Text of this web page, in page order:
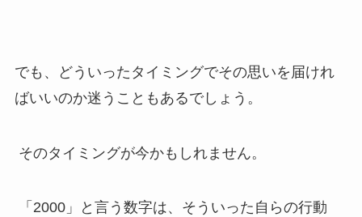
でも、どういったタイミングでその思いを届けれ
ばいいのか迷うこともあるでしょう。
そのタイミングが今かもしれません。
「2000」と言う数字は、そういった自らの行動